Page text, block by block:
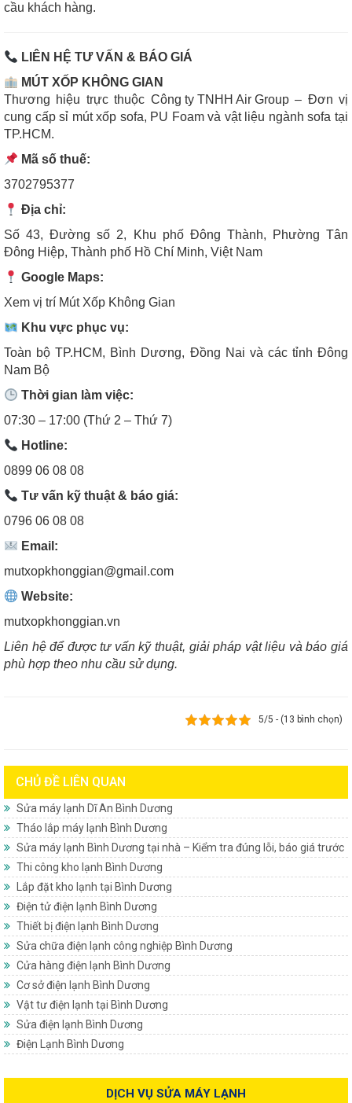
cầu khách hàng.
LIÊN HỆ TƯ VẤN & BÁO GIÁ
MÚT XỐP KHÔNG GIAN
Thương hiệu trực thuộc Công ty TNHH Air Group– Đơn vị
cung cấp sỉ mút xốp sofa, PU Foam và vật liệu ngành sofa tại
TP.HCM.
Mã số thuế:
3702795377
Địa chỉ:
Số 43, Đường số 2, Khu phố Đông Thành, Phường Tân
Đông Hiệp, Thành phố Hồ Chí Minh, Việt Nam
Google Maps:
Xem vị trí Mút Xốp Không Gian
Khu vực phục vụ:
Toàn bộ TP.HCM, Bình Dương, Đồng Nai và các tỉnh Đông
Nam Bộ
Thời gian làm việc:
07:30 – 17:00 (Thứ 2 – Thứ 7)
Hotline:
0899 06 08 08
Tư vấn kỹ thuật & báo giá:
0796 06 08 08
Email:
mutxopkhonggian@gmail.com
Website:
mutxopkhonggian.vn
Liên hệ để được tư vấn kỹ thuật, giải pháp vật liệu và báo giá
phù hợp theo nhu cầu sử dụng.
5/5 - (13 bình chọn)
CHỦ ĐỀ LIÊN QUAN
Sửa máy lạnh Dĩ An Bình Dương
Tháo lắp máy lạnh Bình Dương
Sửa máy lạnh Bình Dương tại nhà – Kiểm tra đúng lỗi, báo giá trước
Thi công kho lạnh Bình Dương
Lắp đặt kho lạnh tại Bình Dương
Điện tử điện lạnh Bình Dương
Thiết bị điện lạnh Bình Dương
Sửa chữa điện lạnh công nghiệp Bình Dương
Cửa hàng điện lạnh Bình Dương
Cơ sở điện lạnh Bình Dương
Vật tư điện lạnh tại Bình Dương
Sửa điện lạnh Bình Dương
Điện Lạnh Bình Dương
DỊCH VỤ SỬA MÁY LẠNH